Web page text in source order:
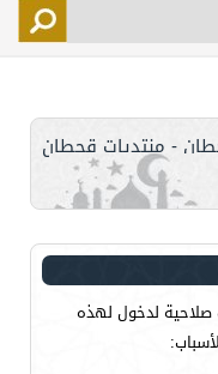
- منتديات قحطان
صلاحية لدخول لهذه